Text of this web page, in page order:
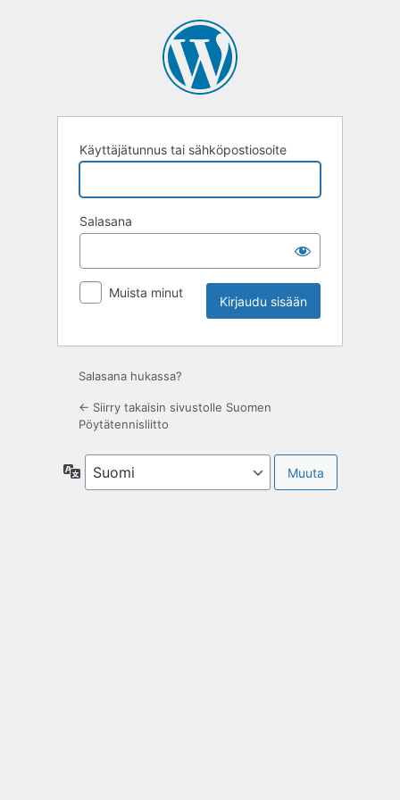
Käyttäjätunnus tai sähköpostiosoite
Salasana
Muista minut
Salasana hukassa?
← Siirry takaisin sivustolle Suomen
Pöytätennisliitto
Kieli